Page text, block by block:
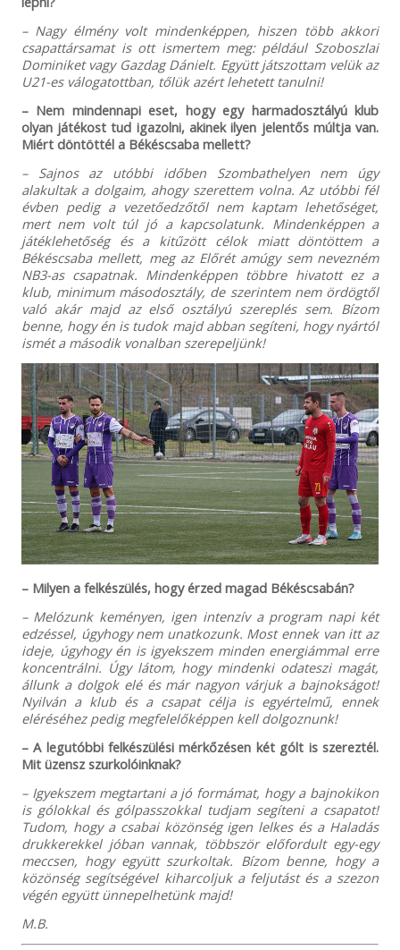
– Nagy élmény volt mindenképpen, hiszen több akkori
csapattársamat is ott ismertem meg: például Szoboszlai
Dominiket vagy Gazdag Dánielt. Együtt játszottam velük az
U21-es válogatottban, tőlük azért lehetett tanulni!
– Nem mindennapi eset, hogy egy harmadosztályú klub
olyan játékost tud igazolni, akinek ilyen jelentős múltja van.
Miért döntöttél a Békéscsaba mellett?
– Sajnos az utóbbi időben Szombathelyen nem úgy
alakultak a dolgaim, ahogy szerettem volna. Az utóbbi fél
évben pedig a vezetőedzőtől nem kaptam lehetőséget,
mert nem volt túl jó a kapcsolatunk. Mindenképpen a
játéklehetőség és a kitűzött célok miatt döntöttem a
Békéscsaba mellett, meg az Előrét amúgy sem nevezném
NB3-as csapatnak. Mindenképpen többre hivatott ez a
klub, minimum másodosztály, de szerintem nem ördögtől
való akár majd az első osztályú szereplés sem. Bízom
benne, hogy én is tudok majd abban segíteni, hogy nyártól
ismét a második vonalban szerepeljünk!
– Milyen a felkészülés, hogy érzed magad Békéscsabán?
– Melózunk keményen, igen intenzív a program napi két
edzéssel, úgyhogy nem unatkozunk. Most ennek van itt az
ideje, úgyhogy én is igyekszem minden energiámmal erre
koncentrálni. Úgy látom, hogy mindenki odateszi magát,
állunk a dolgok elé és már nagyon várjuk a bajnokságot!
Nyilván a klub és a csapat célja is egyértelmű, ennek
eléréséhez pedig megfelelőképpen kell dolgoznunk!
– A legutóbbi felkészülési mérkőzésen két gólt is szereztél.
Mit üzensz szurkolóinknak?
– Igyekszem megtartani a jó formámat, hogy a bajnokikon
is gólokkal és gólpasszokkal tudjam segíteni a csapatot!
Tudom, hogy a csabai közönség igen lelkes és a Haladás
drukkerekkel jóban vannak, többször előfordult egy-egy
meccsen, hogy együtt szurkoltak. Bízom benne, hogy a
közönség segítségével kiharcoljuk a feljutást és a szezon
végén együtt ünnepelhetünk majd!
M.B.